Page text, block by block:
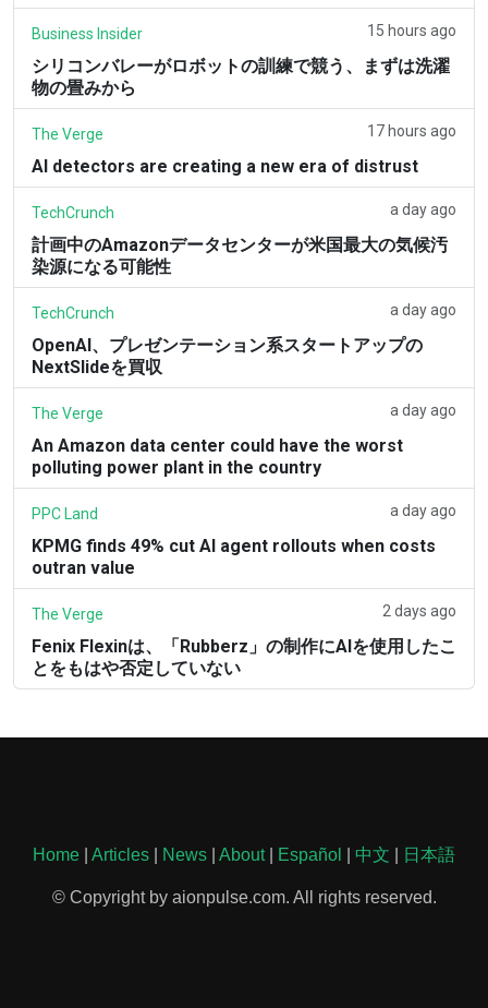
Business Insider 15 hours ago
シリコンバレーがロボットの訓練で競う、まずは洗濯
物の畳みから
The Verge 17 hours ago
AI detectors are creating a new era of distrust
TechCrunch a day ago
計画中のAmazonデータセンターが米国最大の気候汚
染源になる可能性
TechCrunch a day ago
OpenAI、プレゼンテーション系スタートアップの
NextSlideを買収
The Verge a day ago
An Amazon data center could have the worst
polluting power plant in the country
PPC Land a day ago
KPMG finds 49% cut AI agent rollouts when costs
outran value
The Verge 2 days ago
Fenix Flexinは、「Rubberz」の制作にAIを使用したこ
とをもはや否定していない
Home Articles News About| Español 中文 日本語
© Copyright by aionpulse.com. All rights reserved.